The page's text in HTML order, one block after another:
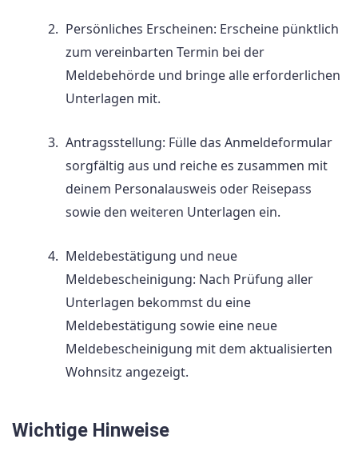
Persönliches Erscheinen: Erscheine pünktlich
zum vereinbarten Termin bei der
Meldebehörde und bringe alle erforderlichen
Unterlagen mit.
Antragsstellung: Fülle das Anmeldeformular
sorgfältig aus und reiche es zusammen mit
deinem Personalausweis oder Reisepass
sowie den weiteren Unterlagen ein.
Meldebestätigung und neue
Meldebescheinigung: Nach Prüfung aller
Unterlagen bekommst du eine
Meldebestätigung sowie eine neue
Meldebescheinigung mit dem aktualisierten
Wohnsitz angezeigt.
Wichtige Hinweise